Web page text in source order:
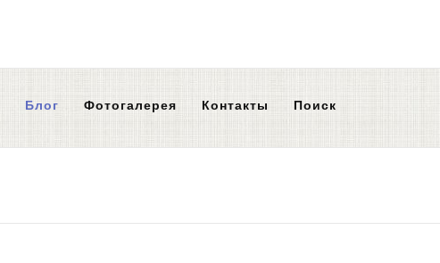
Блог Фотогалерея Контакты Поиск